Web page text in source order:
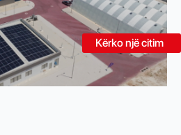
Kërko një citim